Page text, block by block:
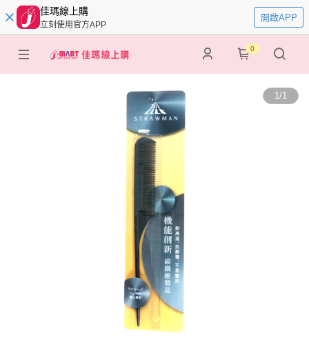
佳瑪線上購
立刻使用官方APP
開啟APP
0
1/1